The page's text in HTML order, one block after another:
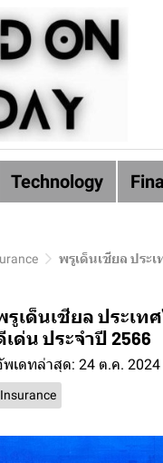
Technology
พรูเด็นเชียล ประ
รูเด็นเชียล ประเ
เด่น ประจำปี 2566
พเดทล่าสุด: 24 ต.ค. 2024
Insurance